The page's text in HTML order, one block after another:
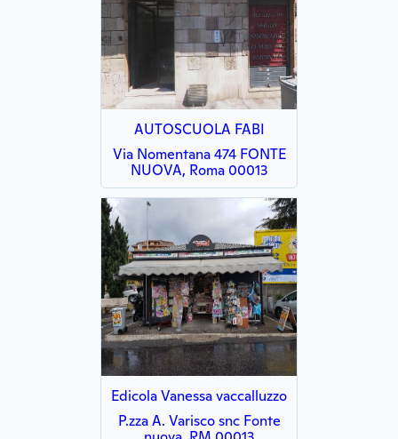
AUTOSCUOLA FABI
Via Nomentana 474 FONTE
NUOVA, Roma 00013
Edicola Vanessa vaccalluzzo
P.zza A. Varisco snc Fonte